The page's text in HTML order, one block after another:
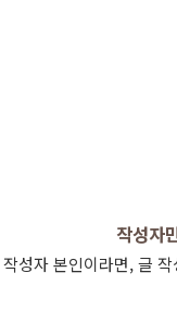
작성자
작성자 본인이라면, 글